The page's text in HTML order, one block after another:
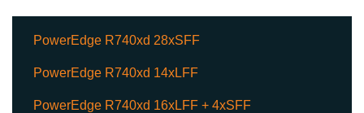
PowerEdge R740xd 28xSFF
PowerEdge R740xd 14xLFF
PowerEdge R740xd 16xLFF + 4xSFF